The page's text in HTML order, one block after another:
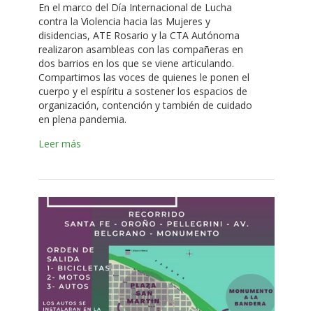
En el marco del Día Internacional de Lucha
contra la Violencia hacia las Mujeres y
disidencias, ATE Rosario y la CTA Autónoma
realizaron asambleas con las compañeras en
dos barrios en los que se viene articulando.
Compartimos las voces de quienes le ponen el
cuerpo y el espíritu a sostener los espacios de
organización, contención y también de cuidado
en plena pandemia.
Leer más